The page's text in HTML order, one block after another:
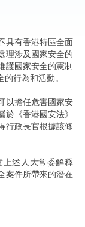
有香港特區全面
理涉及國家安全的
護國家安全的憲制
行為和活動。
擔任危害國家安
《香港國安法》
行政長官根據該條
述人大常委解釋
案件所帶來的潛在